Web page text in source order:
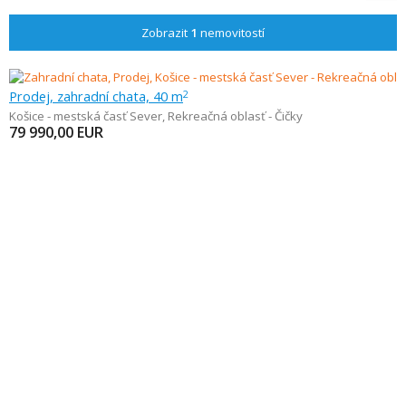
Zobrazit 1 nemovitostí
Prodej, zahradní chata, 40 m2
Košice - mestská časť Sever, Rekreačná oblasť - Čičky
79 990,00 EUR